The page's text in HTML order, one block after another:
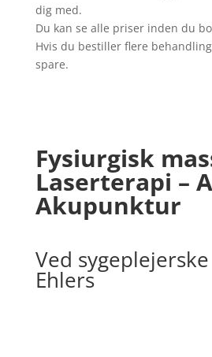
dig med.
Du kan se alle priser inden du
Hvis du bestiller flere
spare.
Fysiurgisk
Laserterapi –
Akupunktur
Ved
Ehlers